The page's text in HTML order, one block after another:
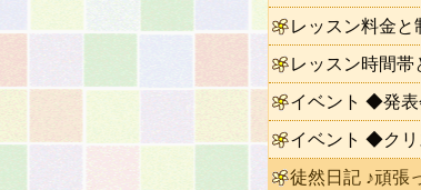
レッスン料金と
レッスン時間帯
イベント ◆発表
イベント ◆クリ
徒然日記 ♪頑張